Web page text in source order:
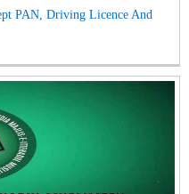
PAN, Driving Licence And